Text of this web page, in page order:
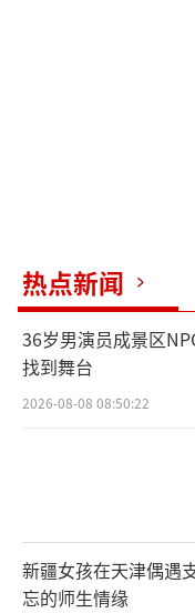
热点新闻
36岁男演员成景区
找到舞台
2026-08-08 08:50:22
新疆女孩在天津偶遇
忘的师生情缘